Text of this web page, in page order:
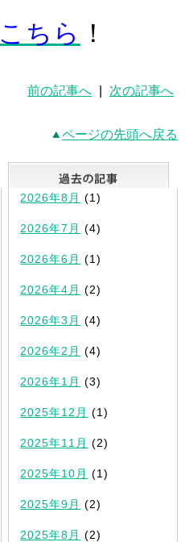
こちら ！
前の記事へ 次の記事へ
ページの先頭へ戻る
最新記事一覧
2026年8月 (1)
2026年7月 (4)
2026年6月 (1)
2026年4月 (2)
2026年3月 (4)
2026年2月 (4)
2026年1月 (3)
2025年12月 (1)
2025年11月 (2)
2025年10月 (1)
2025年9月 (2)
2025年8月 (2)